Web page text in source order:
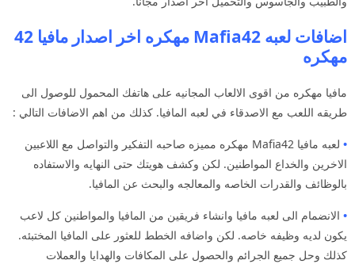
اضافات لعبه Mafia42 مهكره اخر اصدار مافيا 42
مهكره
مافيا مهكره من اقوى الالعاب المجانيه على هاتفك المحمول للوصول الى
طريقه اللعب مع الاصدقاء في لعبه المافيا. كذلك من اهم الاضافات التالي :
•
لعبه مافيا Mafia42 مهكره مميزه صاحبه التفكير والتواصل مع اللاعبين
الاخرين والخداع المواطنين. لكن وكشف هويتك حتى النهايه والاستفاده
بالوظائف والقدرات الخاصه والمعالجه والبحث عن المافيا.
• الانضمام الى لعبه مافيا وانشاء فريقين من المافيا والمواطنين كل لاعب
يكون لديه وظيفه خاصه. لكن واضافه الخطط للعثور على المافيا المختبئه.
كذلك وحل جميع الجرائم والحصول على المكافات والهدايا والعملات